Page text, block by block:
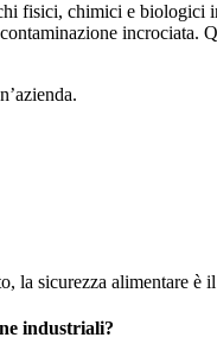
fisici, chimici e
la sicurezza alimentare è
industriali?